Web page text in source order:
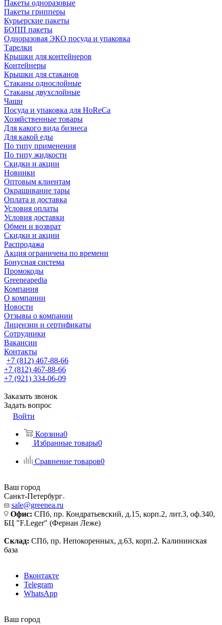
Пакеты одноразовые
Пакеты грипперы
Курьерские пакеты
БОПП пакеты
Одноразовая ЭКО посуда и упаковка
Тарелки
Крышки для контейнеров
Контейнеры
Крышки для стаканов
Стаканы однослойные
Стаканы двухслойные
Чаши
Посуда и упаковка для HoReCa
Хозяйственные товары
Для какого вида бизнеса
Для какой еды
По типу применения
По типу жидкости
Скидки и акции
Новинки
Оптовым клиентам
Окрашивание тары
Оплата и доставка
Условия оплаты
Условия доставки
Обмен и возврат
Скидки и акции
Распродажа
Акция ограничена по времени
Бонусная система
Промокоды
Greeneapedia
Компания
О компании
Новости
Отзывы о компании
Лицензии и сертификаты
Сотрудники
Вакансии
Контакты
+7 (812) 467-88-66
+7 (812) 467-88-66
+7 (921) 334-06-09
Заказать звонок
Задать вопрос
Войти
Корзина0
Избранные товары0
Сравнение товаров0
Ваш город
Санкт-Петербург
sale@greenea.ru
Офис: СПб, пр. Кондратьевский, д.15, корп.2, лит.3, оф.340,
БЦ "F.Leger" (Фернан Леже)
Склад: СПб, пр. Непокоренных, д.63, корп.2. Калининская
база
Вконтакте
Telegram
WhatsApp
Ваш город